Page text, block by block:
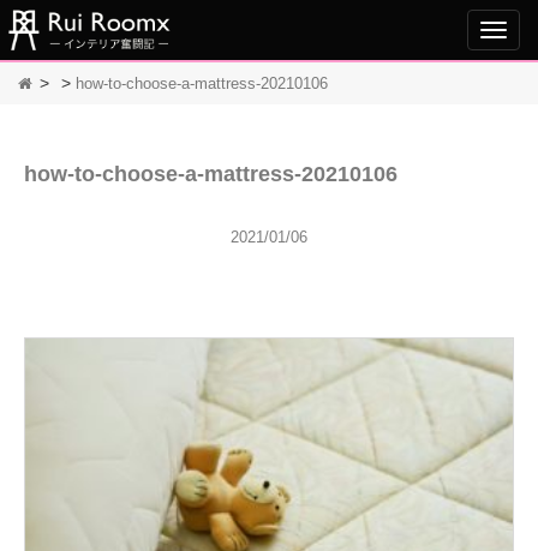
> > how-to-choose-a-mattress-20210106
how-to-choose-a-mattress-20210106
2021/01/06